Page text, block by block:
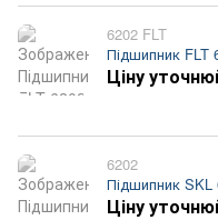
6202 FLT
Підшипник FLT
Ціну
6202
Підшипник SKL
Ціну